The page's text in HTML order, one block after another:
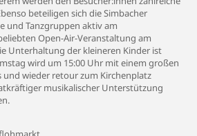
beteiligen sich die Simbacher
und Tanzgruppen aktiv am
Open-Air-Veranstaltung am
Unterhaltung der kleineren Kinder ist
wird um 15:00 Uhr mit einem großen
und wieder retour zum Kirchenplatz
musikalischer Unterstützung